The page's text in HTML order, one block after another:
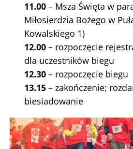
11.00 – Msza Święta w
Miłosierdzia Bożego w
Kowalskiego 1)
12.00 – rozpoczęcie
dla uczestników biegu
12.30 – rozpoczęcie biegu
13.15 – zakończenie;
biesiadowanie